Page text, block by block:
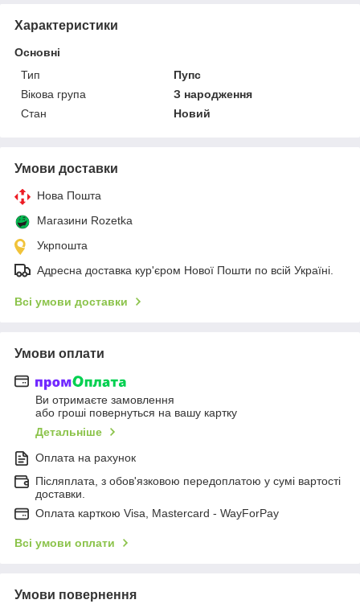
Характеристики
Основні
Тип
Пупс
Вікова група
З народження
Стан
Новий
Умови доставки
Нова Пошта
Магазини Rozetka
Укрпошта
Адресна доставка кур'єром Нової Пошти по всій Україні.
Всі умови доставки
Умови оплати
Ви отримаєте замовлення
або гроші повернуться на вашу картку
Детальніше
Оплата на рахунок
Післяплата, з обов'язковою передоплатою у сумі вартості
доставки.
Оплата карткою Visa, Mastercard - WayForPay
Всі умови оплати
Умови повернення